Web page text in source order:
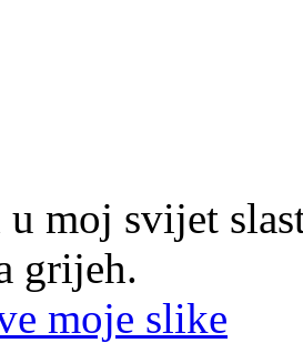
moj svijet
grijeh.
moje slike